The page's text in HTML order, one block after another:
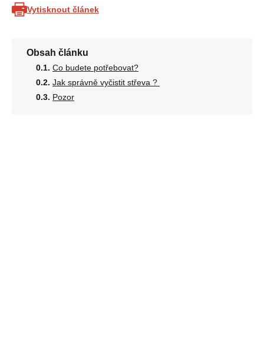
Vytisknout článek
Obsah článku
Co budete potřebovat?
Jak správně vyčistit střeva ?
Pozor